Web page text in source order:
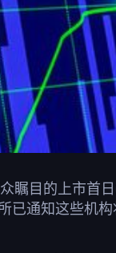
瞩目的上市首
已通知这些机